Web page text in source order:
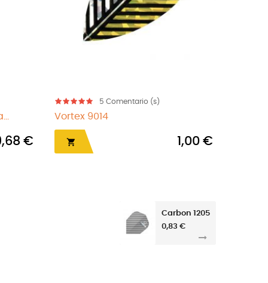
€
5Comentario (s)
Pentathlon HD150 gris 02
1,10 €
Carbon 1205
0,83 €